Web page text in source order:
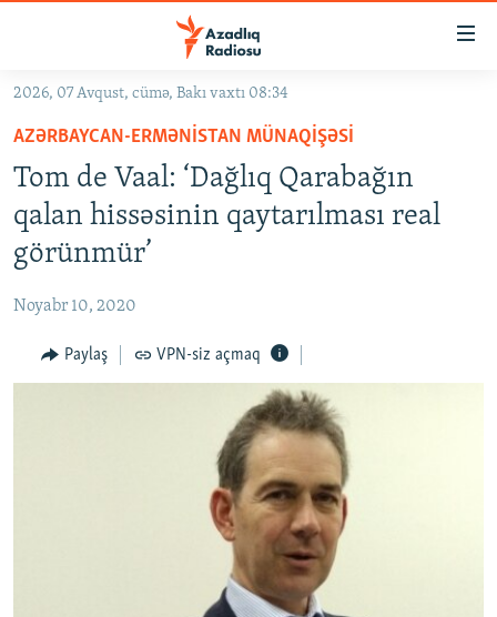
Əsas
qayıt
Əsas
naviqasiyaya
qayıt
Axtarışa
#İZAHLA
KORRUPSIOMETR
#ƏSLINDƏ
QANUNI DOĞRU
ARAŞDIRMA
AZƏRBAYCAN ƏDƏBIYYATI KITABXANASI
İZ - MƏDƏNIYYƏT PROQRAMI
PEŞƏ ETIKASI VƏ JURNALISTIKA STANDARTLARIMIZ
MATERIALLARIMIZDAN ISTIFADƏ
2026, 07 Avqust, cümə, Bakı vaxtı 08:34
AZƏRBAYCAN-ERMƏNISTAN MÜNAQIŞƏSI
Tom de Vaal: ‘Dağlıq Qarabağın
qalan hissəsinin qaytarılması real
görünmür’
Noyabr 10, 2020
Paylaş VPN-siz açmaq